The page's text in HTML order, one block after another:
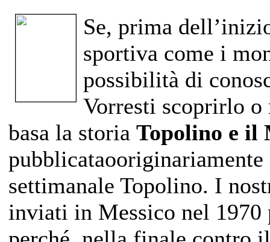
Se, prima
sportiva come i
possibilità di
Vorresti scoprirlo
basa la storia Topolino e il
settimanale Topolino. I
inviati in Messico nel 1970